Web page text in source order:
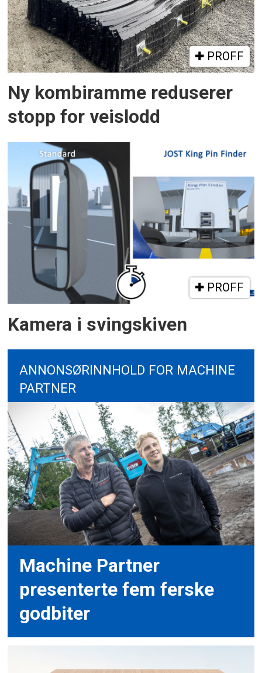
PROFF
Ny kombiramme reduserer
stopp for veislodd
PROFF
Kamera i svingskiven
ANNONSØRINNHOLD FOR MACHINE
PARTNER
Machine Partner
presenterte fem ferske
godbiter